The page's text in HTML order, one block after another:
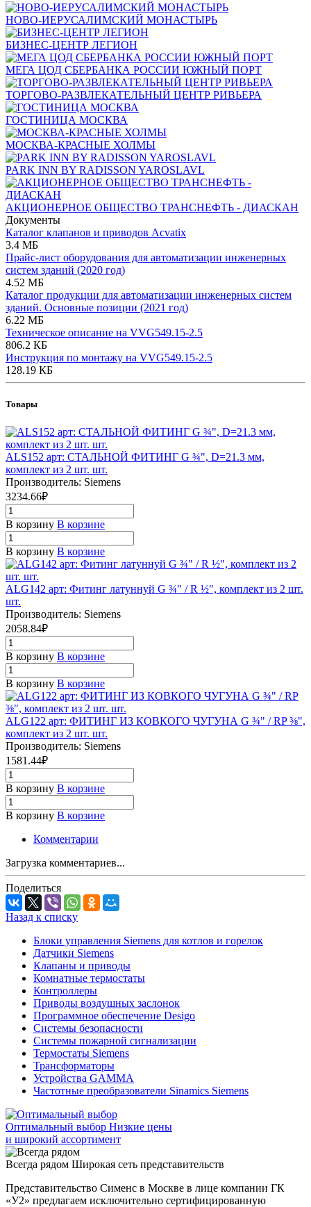
НОВО-ИЕРУСАЛИМСКИЙ МОНАСТЫРЬ
БИЗНЕС-ЦЕНТР ЛЕГИОН
МЕГА ЦОД СБЕРБАНКА РОССИИ ЮЖНЫЙ ПОРТ
ТОРГОВО-РАЗВЛЕКАТЕЛЬНЫЙ ЦЕНТР РИВЬЕРА
ГОСТИНИЦА МОСКВА
МОСКВА-КРАСНЫЕ ХОЛМЫ
PARK INN BY RADISSON YAROSLAVL
АКЦИОНЕРНОЕ ОБЩЕСТВО ТРАНСНЕФТЬ - ДИАСКАН
Документы
Каталог клапанов и приводов Acvatix
3.4 МБ
Прайс-лист оборудования для автоматизации инженерных
систем зданий (2020 год)
4.52 МБ
Каталог продукции для автоматизации инженерных систем
зданий. Основные позиции (2021 год)
6.22 МБ
Техническое описание на VVG549.15-2.5
806.2 КБ
Инструкция по монтажу на VVG549.15-2.5
128.19 КБ
Товары
ALS152 арт: СТАЛЬНОЙ ФИТИНГ G ¾", D=21.3 мм,
комплект из 2 шт. шт.
Производитель: Siemens
3234.66₽
В корзину В корзине
В корзину В корзине
ALG142 арт: Фитинг латуннуй G ¾" / R ½", комплект из 2 шт.
шт.
Производитель: Siemens
2058.84₽
В корзину В корзине
В корзину В корзине
ALG122 арт: ФИТИНГ ИЗ КОВКОГО ЧУГУНА G ¾" / RP ⅜",
комплект из 2 шт. шт.
Производитель: Siemens
1581.44₽
В корзину В корзине
В корзину В корзине
Комментарии
Загрузка комментариев...
Поделиться
Назад к списку
Блоки управления Siemens для котлов и горелок
Датчики Siemens
Клапаны и приводы
Комнатные термостаты
Контроллеры
Приводы воздушных заслонок
Программное обеспечение Desigo
Системы безопасности
Системы пожарной сигнализации
Термостаты Siemens
Трансформаторы
Устройства GAMMA
Частотные преобразователи Sinamics Siemens
Оптимальный выбор Низкие цены
и широкий ассортимент
Всегда рядом Широкая сеть представительств
Представительство Сименс в Москве в лице компании ГК
«У2» предлагаем исключительно сертифицированную